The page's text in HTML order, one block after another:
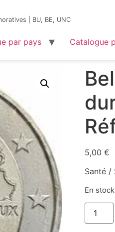
| BU, BE, UNC
par pays Catalogue
5,00 €
Santé /
En stock